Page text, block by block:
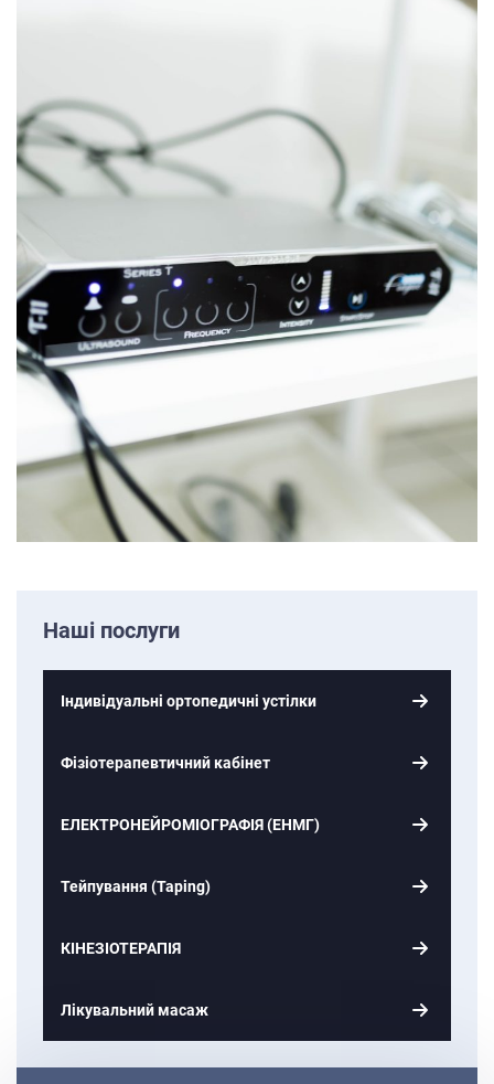
Наші послуги
Індивідуальні ортопедичні устілки
Фізіотерапевтичний кабінет
ЕЛЕКТРОНЕЙРОМІОГРАФІЯ (ЕНМГ)
Тейпування (Taping)
КІНЕЗІОТЕРАПІЯ
Лікувальний масаж